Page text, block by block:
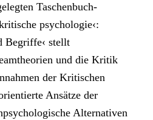
Taschenbuch-
psychologie‹:
Begriffe‹ stellt
und die Kritik
der Kritischen
Ansätze der
Alternativen